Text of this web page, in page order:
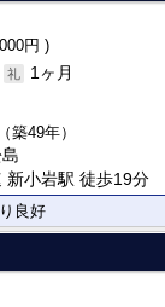
円
1ヶ月
（築49年）
新小岩駅 徒歩19分
良好